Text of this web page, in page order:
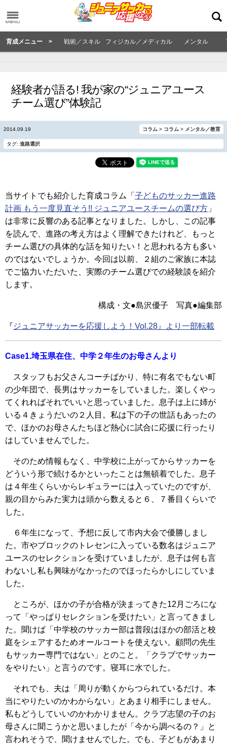
育成メニュー > 戦術／スキル フィジカル／メディカル メンタル
経験者が語る! 我が家の“ジュニアユース
チーム選び”体験記
2014.09.19 コラム > コラム > メンタル／教育
タグ: 進路選択
当サイトでも紹介した育成コラム「 子どものサッカー進路
計画 もう一度見直そう!! ジュニアユースチームの選び方 」
は非常に反響のある記事となりました。しかし、この記事
を読んで、進路の考え方はよく理解できたけれど、もっと
チーム選びの具体的な話を知りたい！と思われる方も多い
のではないでしょうか。今回は以前、２組のご家族に本誌
でご協力いただいた、実際のチーム選びでの経験談を紹介
します。
構成・文●島沢優子 写真●編集部
『ジュニアサッカーを応援しよう！Vol.28』より一部転載
Case1.埼玉県在住、中学２年生のお母さんより
スタッフもお父さんコーチばかり、特に有名でもない町
の少年団で、長男はサッカーをしていました。楽しくやっ
てくれればそれでいいと思っていました。息子は上に姉が
いる４きょうだいの２人目。私は下の子の世話もあったの
で、ほかのお母さんたちほど熱心に試合に応援に行ったり
はしていませんでした。
そのため情報もなく、中学校に上がってからサッカーを
どういう形で続けるかといったことは無頓着でした。息子
は４年生くらいからレギュラーには入っていたのですが、
親の目からみた実力は頭から数えると６、７番目くらいで
した。
６年生になって、予想に反して市内大会で優勝しまし
た。市やブロックのトレセンに入っている数名はジュニア
ユースのセレクションを受けていましたが、息子は何も言
わないし私も興味がなかったのでほったらかしにしていま
した。
ところが、ほかの子が合格が決まってきた12月ごろにな
って「やっぱりセレクションを受けたい」と言ってきまし
た。聞けば「中学校のサッカー部は普段はほかの部活と校
庭をシェアするためオールコートを使えない。顧問の先生
もサッカー専門ではない」とのこと。「クラブでサッカー
をやりたい」と言うのです。寝耳に水でした。
それでも、夫は「周りが動くからつられているだけ。本
当にやりたいのかわからない」とあまり相手にしません。
私もどうしていいのかわかりません。クラブ志望の子のお
母さんに聞こうかと思いましたが「今から調べるの？」と
言われそうで、聞けませんでした。でも、子どもがあまり